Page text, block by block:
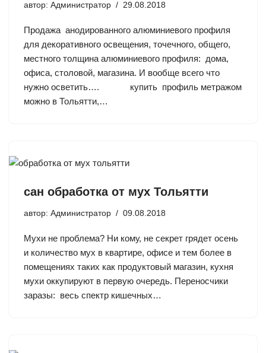
автор: Администратор 29.08.2018
Продажа анодированного алюминиевого профиля
для декоративного освещения, точечного, общего,
местного толщина алюминиевого профиля: дома,
офиса, столовой, магазина. И вообще всего что
нужно осветить…. купить профиль метражом
можно в Тольятти,…
сан обработка от мух Тольятти
автор: Администратор 09.08.2018
Мухи не проблема? Ни кому, не секрет грядет осень
и количество мух в квартире, офисе и тем более в
помещениях таких как продуктовый магазин, кухня
мухи оккупируют в первую очередь. Переносчики
заразы: весь спектр кишечных…